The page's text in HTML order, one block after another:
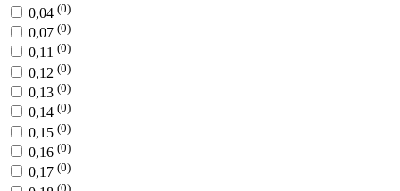
0,04 (0)
0,07 (0)
0,11 (0)
0,12 (0)
0,13 (0)
0,14 (0)
0,15 (0)
0,16 (0)
0,17 (0)
(0)